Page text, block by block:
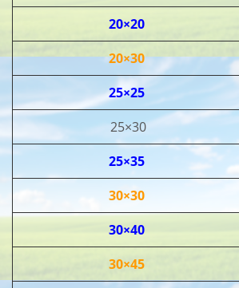
20×20
20×30
25×25
25×30
25×35
30×30
30×40
30×45